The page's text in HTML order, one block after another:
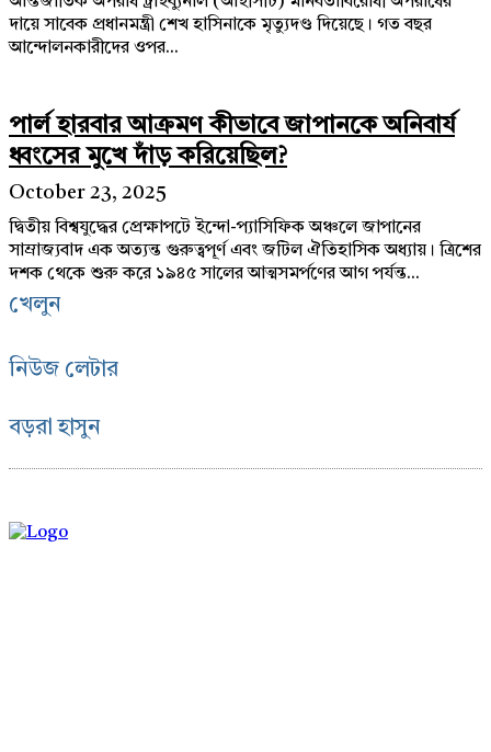
দায়ে সাবেক প্রধানমন্ত্রী শেখ হাসিনাকে মৃত্যুদণ্ড দিয়েছে। গত বছর
আন্দোলনকারীদের ওপর...
পার্ল হারবার আক্রমণ কীভাবে জাপানকে অনিবার্য
ধ্বংসের মুখে দাঁড় করিয়েছিল?
October 23, 2025
দ্বিতীয় বিশ্বযুদ্ধের প্রেক্ষাপটে ইন্দো-প্যাসিফিক অঞ্চলে জাপানের
সাম্রাজ্যবাদ এক অত্যন্ত গুরুত্বপূর্ণ এবং জটিল ঐতিহাসিক অধ্যায়। ত্রিশের
দশক থেকে শুরু করে ১৯৪৫ সালের আত্মসমর্পণের আগ পর্যন্ত...
খেলুন
নিউজ লেটার
বড়রা হাসুন